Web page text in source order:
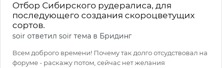
Отбор Сибирского рудералиса, для
последующего создания скороцветущих
сортов.
soir ответил soir тема в Бридинг
Всем доброго времени! Почему так долго отсудствовал на
форуме - раскажу потом, сейчас нет желания